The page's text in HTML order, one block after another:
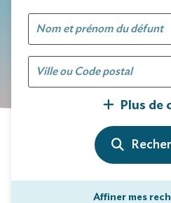
Plus de
Affiner mes